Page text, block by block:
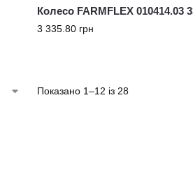
Колесо FARMFLEX 010414.03
3 335.80 грн
Показано 1–12 із 28